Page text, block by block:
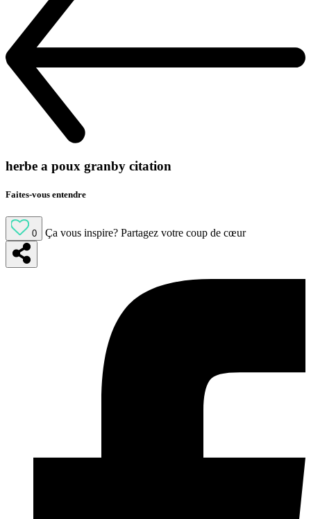
herbe a poux granby citation
Faites-vous entendre
0 Ça vous inspire? Partagez votre coup de cœur